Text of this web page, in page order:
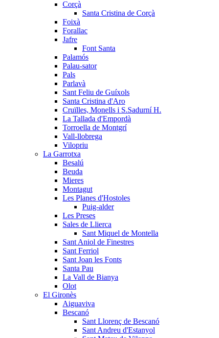
Corçà
Santa Cristina de Corçà
Foixà
Forallac
Jafre
Font Santa
Palamós
Palau-sator
Pals
Parlavà
Sant Feliu de Guíxols
Santa Cristina d'Aro
Cruïlles, Monells i S.Sadurní H.
La Tallada d'Empordà
Torroella de Montgrí
Vall-llobrega
Vilopriu
La Garrotxa
Besalú
Beuda
Mieres
Montagut
Les Planes d'Hostoles
Puig-alder
Les Preses
Sales de Llierca
Sant Miquel de Montella
Sant Aniol de Finestres
Sant Ferriol
Sant Joan les Fonts
Santa Pau
La Vall de Bianya
Olot
El Gironès
Aiguaviva
Bescanó
Sant Llorenç de Bescanó
Sant Andreu d'Estanyol